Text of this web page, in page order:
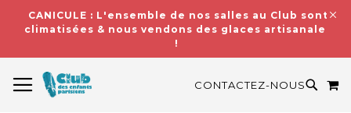
CANICULE : L'ensemble de nos salles au Club sont
climatisées & nous vendons des glaces artisanales
!
CONTACTEZ-NOUS